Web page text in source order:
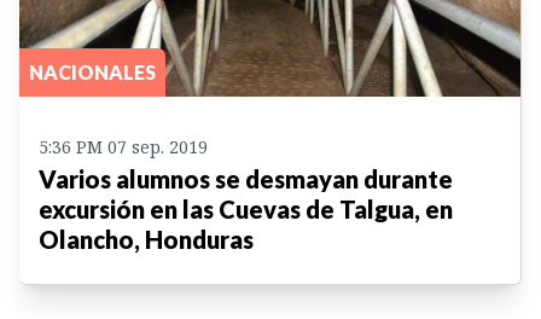
NACIONALES
5:36 PM 07 sep. 2019
Varios alumnos se desmayan durante
excursión en las Cuevas de Talgua, en
Olancho, Honduras